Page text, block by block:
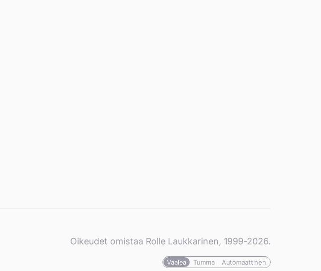
Oikeudet omistaa Rolle Laukkarinen, 1999-2026.
Vaalea Tumma Automaattinen